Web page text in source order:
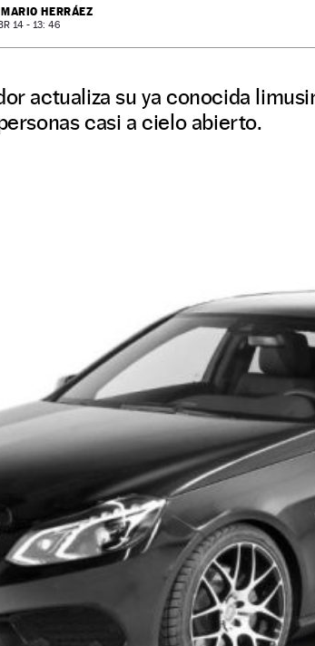
MARIO HERRÁEZ
14 - 13: 46
actualiza su ya conocida
casi a cielo abierto.